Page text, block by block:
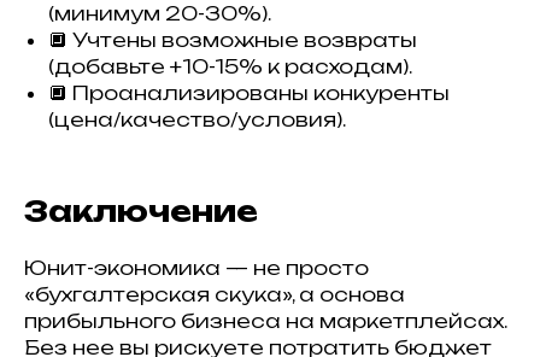
(минимум 20-30%).
🔲 Учтены возможные возвраты
(добавьте +10-15% к расходам).
🔲 Проанализированы конкуренты
(цена/качество/условия).
Заключение
Юнит-экономика — не просто
«бухгалтерская скука», а основа
прибыльного бизнеса на маркетплейсах.
Без нее вы рискуете потратить бюджет